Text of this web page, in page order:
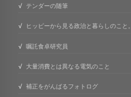
テンダーの随筆
ヒッピーから見る政治と暮らしのこと。
嘱託食卓研究員
大量消費とは異なる電気のこと
補正をがんばるフォトログ